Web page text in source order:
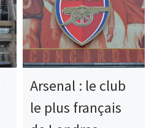
Arsenal : le club
le plus français